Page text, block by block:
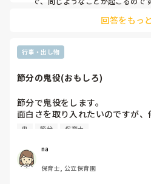
もから声が出たので、みんなです
・どうしても抜けたいときは全員
・当たったからと言ってゲームが
「勝っても負けても楽しい！負け
なかなか難しいと思いますが、年
が成長できるよう心を支えてあげ
回答をもっ
行事・出し物
節分の鬼役(おもしろ)
節分で鬼役をします。
面白さを取り入れたいのですが
しゃいませんか??
場した鬼や、三輪車に乗って来た
いい案がある方教えてください🙇‍♀️
鬼 節分 保育士
na
保育士, 公立保育園